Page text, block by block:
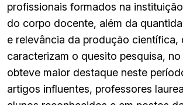
profissionais formados na
do corpo docente, além da
e relevância da produção científica,
caracterizam o quesito pesquisa, no
obteve maior destaque neste
artigos influentes, professores